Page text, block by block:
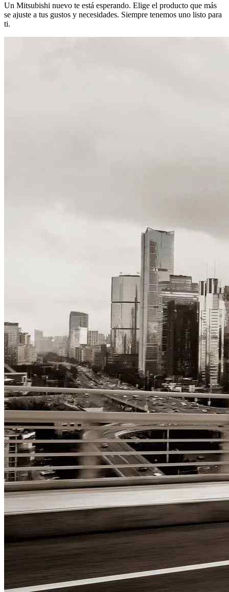
Un Mitsubishi nuevo te está esperando. Elige el producto que más
se ajuste a tus gustos y necesidades. Siempre tenemos uno listo para
ti.